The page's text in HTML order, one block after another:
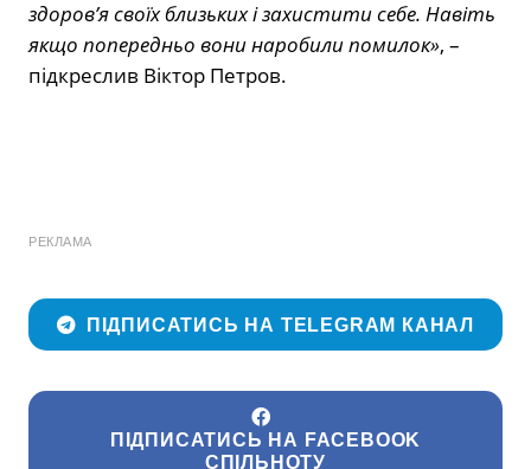
здоров’я своїх близьких і захистити себе. Навіть
якщо попередньо вони наробили помилок», –
підкреслив Віктор Петров.
РЕКЛАМА
ПІДПИСАТИСЬ НА TELEGRAM КАНАЛ
ПІДПИСАТИСЬ НА FACEBOOK
СПІЛЬНОТУ